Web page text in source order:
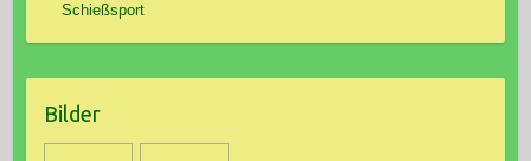
Schießsport
Bilder